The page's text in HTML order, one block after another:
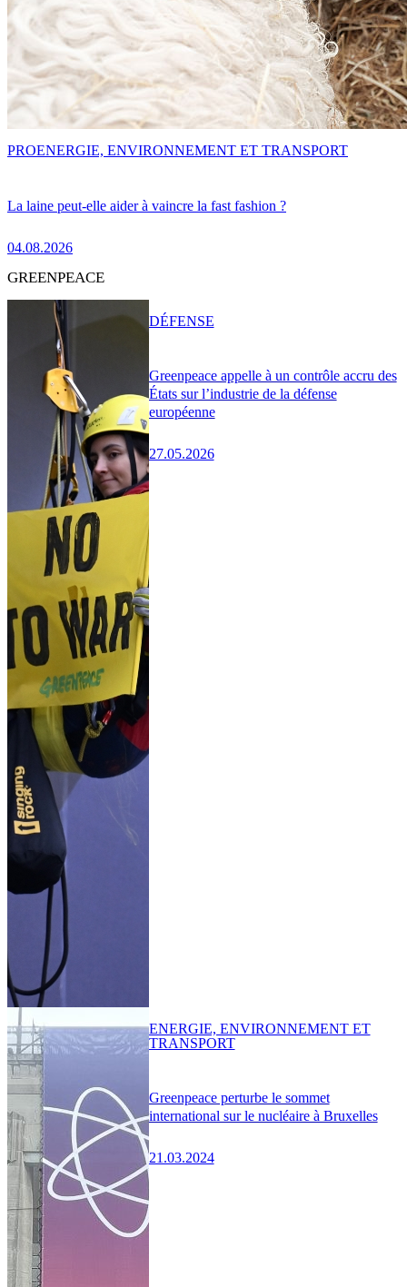
La laine peut-elle aider à vaincre la fast fashion ?
04.08.2026
PROENERGIE, ENVIRONNEMENT ET TRANSPORT
GREENPEACE
Greenpeace appelle à un contrôle accru des
États sur l’industrie de la défense
européenne
27.05.2026
DÉFENSE
Greenpeace perturbe le sommet
international sur le nucléaire à Bruxelles
21.03.2024
ENERGIE, ENVIRONNEMENT ET
TRANSPORT